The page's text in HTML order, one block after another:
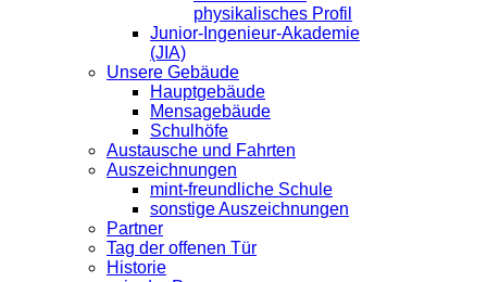
physikalisches Profil
Junior-Ingenieur-Akademie
(JIA)
Unsere Gebäude
Hauptgebäude
Mensagebäude
Schulhöfe
Austausche und Fahrten
Auszeichnungen
mint-freundliche Schule
sonstige Auszeichnungen
Partner
Tag der offenen Tür
Historie